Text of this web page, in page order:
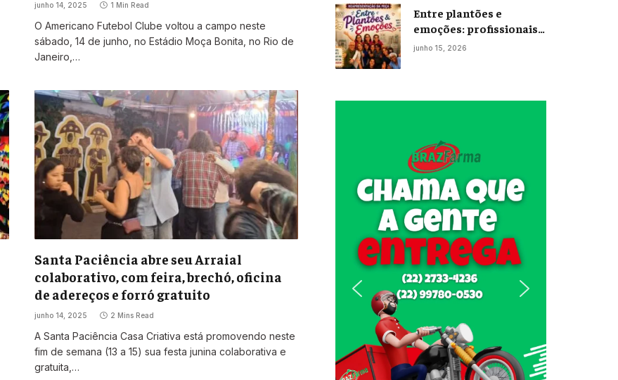
junho 14, 2025 1 Min Read
O Americano Futebol Clube voltou a campo neste
sábado, 14 de junho, no Estádio Moça Bonita, no Rio de
Janeiro,…
Santa Paciência abre seu Arraial
colaborativo, com feira, brechó, oficina
de adereços e forró gratuito
junho 14, 2025 2 Mins Read
A Santa Paciência Casa Criativa está promovendo neste
fim de semana (13 a 15) sua festa junina colaborativa e
gratuita,…
Entre plantões e
emoções: profissionais
da enfermagem levam
junho 15, 2026